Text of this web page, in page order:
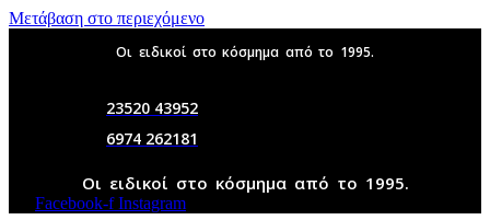
Μετάβαση στο περιεχόμενο
Οι ειδικοί στο κόσμημα από το 1995.
23520 43952
6974 262181
Οι ειδικοί στο κόσμημα από το 1995.
Facebook-f Instagram